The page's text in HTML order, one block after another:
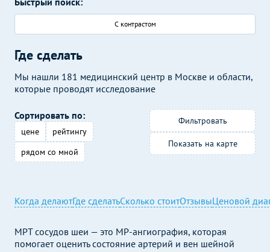
С контрастом
Где сделать
Мы нашли 181 медицинский центр в Москве и области,
которые проводят исследование
Сортировать по:
цене
рейтингу
рядом со мной
Фильтровать
Показать на карте
Когда делаютГде сделатьСколько стоитОтзывыЦеновой
МРТ сосудов шеи — это МР-ангиография, которая
помогает оценить состояние артерий и вен шейной